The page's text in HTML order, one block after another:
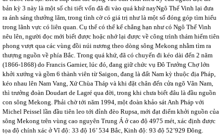
bản kỳ 3 này là một số chi tiết vốn đã đi vào quá khứ nayNgô Thế Vinh lại đưa
ra ánh sáng thưởng lãm, trong tình cờ có giá trị như là một số đóng góp tìm hiểu
trong lãnh vực có liên quan. Cụ thể có thể kể chẳng hạn như có Ngô Thế Vinh
nêu lên, người đọc mới biết được hoặc nhớ lại được về công trình thám hiểm tiên
phong vượt qua các vùng đồi núi nương theo dòng sông Mekong nhằm tìm ra
thượng nguồn về phía Bắc. Trong quá khứ, đã có chuyến đi kéo dài đến 2 năm
(1866-1868) do Francis Garnier, lúc đó, đang giữ chức vụ Đô Trưởng Chợ lớn
khởi xướng và gồm 6 thành viên từ Saigon, đang là đất Nam kỳ thuộc địa Pháp,
kéo nhau lên Nam Vang, Xứ Chùa Tháp và khi đặt chân đến cửa ngõ Vân Nam,
thì trưởng đoàn Doudart de Lagré qua đời, trong khi chưa biết đâu là đầu nguồn
con sông Mekong. Phải chờ tới năm 1994, một đoàn khảo sát Anh Pháp với
Michel Peissel lần đầu tiên leo tới đỉnh đèo Rupsa, mới đạt điểm khởi nguồn của
sông Mekong trên vùng cao nguyên Trung Á ở cao độ 4975 mét, xác định được
tọa độ chính xác ở Vĩ độ: 33 độ 16’ 534 Bắc, Kinh độ: 93 độ 52’929 Đông.